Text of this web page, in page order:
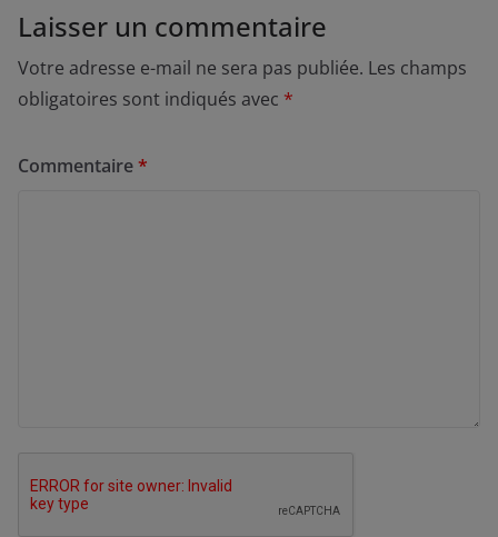
Laisser un commentaire
Votre adresse e-mail ne sera pas publiée. Les champs
obligatoires sont indiqués avec *
Commentaire*